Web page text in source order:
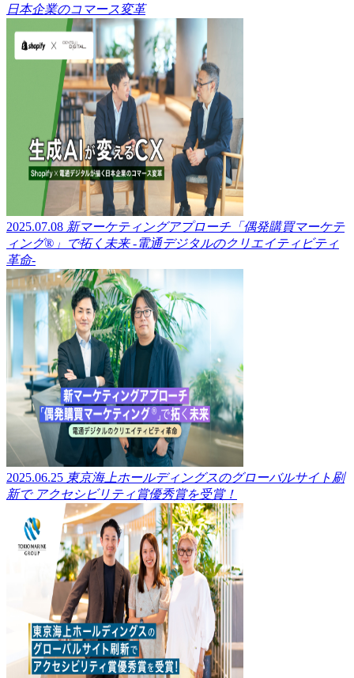
日本企業のコマース変革
2025.07.08 新マーケティングアプローチ「偶発購買マーケテ
ィング®」で拓く未来 -電通デジタルのクリエイティビティ
革命-
2025.06.25 東京海上ホールディングスのグローバルサイト刷
新で アクセシビリティ賞優秀賞を受賞！